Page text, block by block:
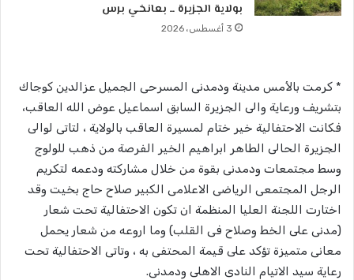
بولاية الجزيرة ــ بعانخي برس
3 أغسطس، 2026
* كرمت بالأمس مدينة ودمدنى المسرحى الجميل عزالدين كوجاك
بتشريف ورعاية والى الجزيرة السابق اسماعيل عوض الله العاقب،
فكانت الاحتفالية خير ختام لمسيرة العاقب بالولاية ، لتاتى لوالى
الجزيرة الحالى الطاهر ابراهيم الخير الفرصة من ذهب للولوج
وسط مجتمعات ودمدنى بقوة من خلال مشاركته ودعمه لتكريم
الرجل المجتمعى الرياضى الاعلامى الكبير صلاح حاج بخيت وقد
اختارت اللجنة العليا المنظمة ان تكون الاحتفالية تحت شعار
(مدنى على الخط وصلاح فى القلب) وما اروعه من شعار يحمل
معانى متميزة تؤكد على قيمة المحتفى به ، وتاتى الاحتفالية تحت
رعاية سيد الاتيام النادى الاهلى ودمدنى.